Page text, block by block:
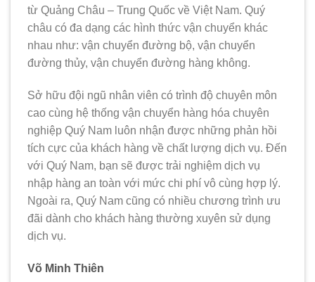
từ Quảng Châu – Trung Quốc về Việt Nam. Quý
châu có đa dạng các hình thức vận chuyển khác
nhau như: vận chuyển đường bộ, vận chuyển
đường thủy, vận chuyển đường hàng không.
Sở hữu đội ngũ nhân viên có trình độ chuyên môn
cao cùng hệ thống vận chuyển hàng hóa chuyên
nghiệp Quý Nam luôn nhận được những phản hồi
tích cực của khách hàng về chất lượng dịch vụ. Đến
với Quý Nam, bạn sẽ được trải nghiệm dịch vụ
nhập hàng an toàn với mức chi phí vô cùng hợp lý.
Ngoài ra, Quý Nam cũng có nhiều chương trình ưu
đãi dành cho khách hàng thường xuyên sử dụng
dịch vụ.
Võ Minh Thiên